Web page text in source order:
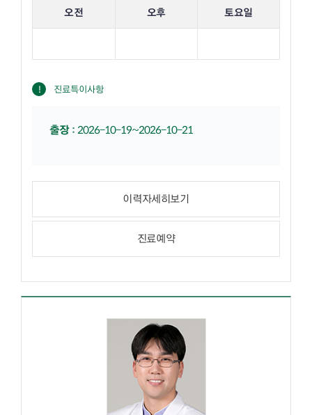
오전 오후 토요일
진료특이사항
출장:2026-10-19~2026-10-21
이력자세히보기
진료예약